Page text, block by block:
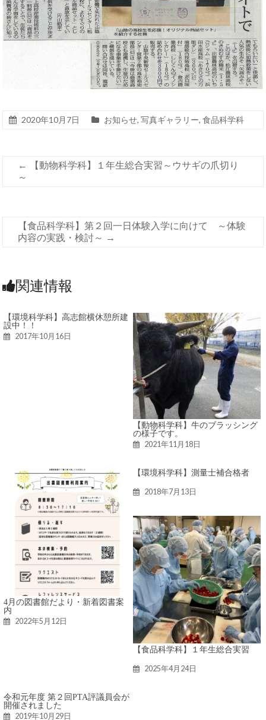
2020年10月7日 お知らせ,写真ギャラリー,食品科学科
←
【動物科学科】１年生総合実習～ウサギの爪切り
～
【食品科学科】第２回一日体験入学に向けて ～体験
内容の実践・検討～ →
関連情報
【環境科学科】高志館横休憩所建
設中！！
2017年10月16日
【動物科学科】牛のブラッシング
の様子です。
2021年11月18日
4月の図書館だより・新着図書案
内
2022年5月12日
【環境科学科】測量士補合格者
2018年7月13日
【食品科学科】１年生総合実習
2025年4月24日
令和元年度 第２回PTA評議員会が
開催されました
2019年10月29日